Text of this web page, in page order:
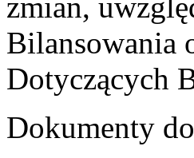
zmian,
Bilansowania
Dotyczących
Dokumenty